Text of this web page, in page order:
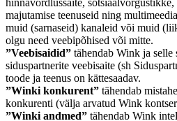
majutamise teenuseid ning
muid (sarnaseid) kanaleid või muid
olgu need veebipõhised või mitte.
”Veebisaidid” tähendab Wink ja selle
siduspartnerite veebisaite (sh
toode ja teenus on kättesaadav.
”Winki konkurent” tähendab
konkurenti (välja arvatud Wink
”Winki andmed” tähendab Wink